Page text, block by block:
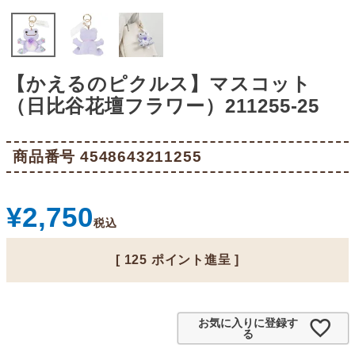
【かえるのピクルス】マスコット
（日比谷花壇フラワー）211255-25
商品番号 4548643211255
¥2,750税込
[ 125 ポイント進呈 ]
お気に入りに登録す
る